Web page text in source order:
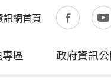
訊網首頁
區 政府資訊